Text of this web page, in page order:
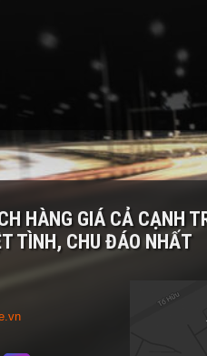
HÀNG GIÁ CẢ CẠNH
TÌNH, CHU ĐÁO NHẤT